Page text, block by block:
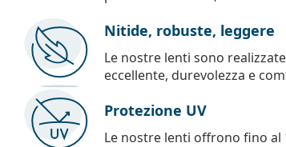
Nitide, robuste, leggere
Le nostre lenti sono
eccellente, durevolezza e
Protezione UV
Le nostre lenti offrono fino al